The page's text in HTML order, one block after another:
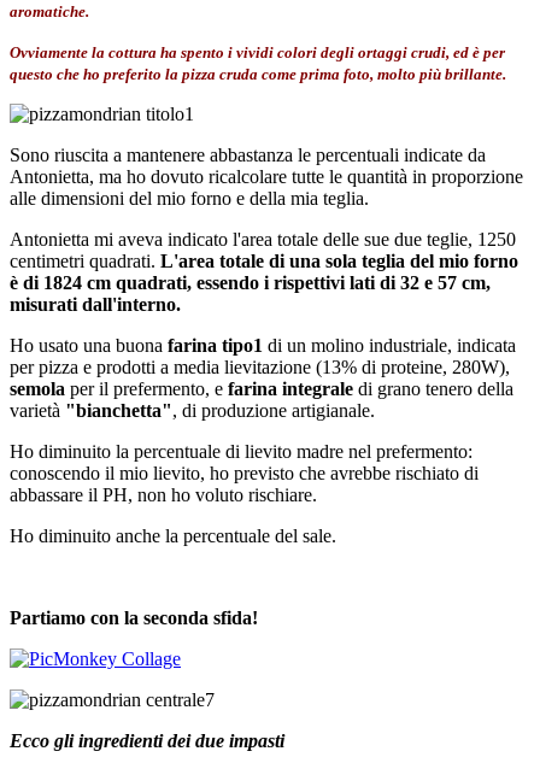
aromatiche.
Ovviamente la cottura ha spento i vividi colori degli ortaggi crudi, ed è per
questo che ho preferito la pizza cruda come prima foto, molto più brillante.
Sono riuscita a mantenere abbastanza le percentuali indicate da
Antonietta, ma ho dovuto ricalcolare tutte le quantità in proporzione
alle dimensioni del mio forno e della mia teglia.
Antonietta mi aveva indicato l'area totale delle sue due teglie, 1250
centimetri quadrati. L'area totale di una sola teglia del mio forno
è di 1824 cm quadrati, essendo i rispettivi lati di 32 e 57 cm,
misurati dall'interno.
Ho usato una buona farina tipo1 di un molino industriale, indicata
per pizza e prodotti a media lievitazione (13% di proteine, 280W),
semola per il prefermento, e farina integrale di grano tenero della
varietà "bianchetta", di produzione artigianale.
Ho diminuito la percentuale di lievito madre nel prefermento:
conoscendo il mio lievito, ho previsto che avrebbe rischiato di
abbassare il PH, non ho voluto rischiare.
Ho diminuito anche la percentuale del sale.
Partiamo con la seconda sfida!
Ecco gli ingredienti dei due impasti